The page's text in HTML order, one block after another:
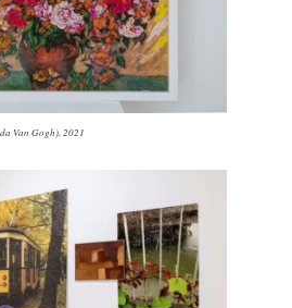
Van Gogh) , 2021